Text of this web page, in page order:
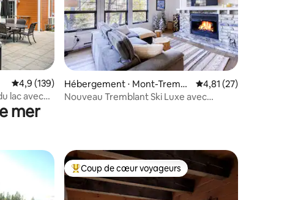
: 5 sur 5
Évaluation moyenne sur la base de 139 commentaires : 4,9 sur 5
4,9 (139)
lac avec
Hébergement ⋅ Mont-Trembl
ant
Évaluation moyenne
4,81 (27)
Nouveau Tremblant Ski Luxe avec
mer
Coups de cœur voyageurs les plus appréciés
Coup de cœur voyageurs